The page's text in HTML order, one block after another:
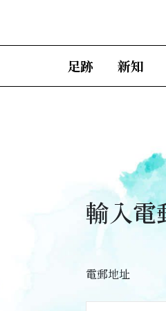
足跡 新知
輸入電
電郵地址